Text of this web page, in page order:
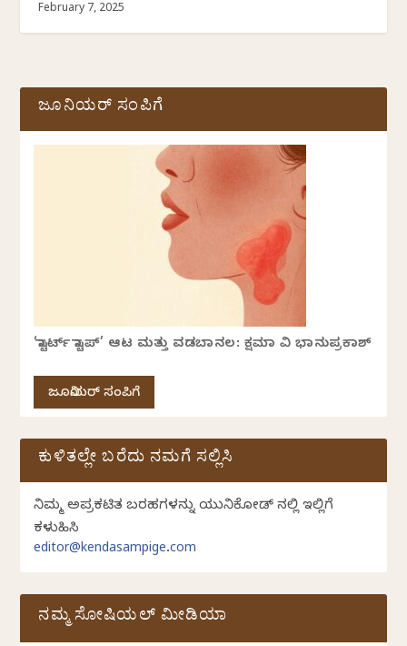
February 7, 2025
ಜೂನಿಯರ್ ಸಂಪಿಗೆ
‘ಸ್ಟಾರ್ಟ್ ಸ್ಟಾಪ್’ ಆಟ ಮತ್ತು ವಡಬಾನಲ: ಕ್ಷಮಾ ವಿ ಭಾನುಪ್ರಕಾಶ್
ಜೂನಿಯರ್ ಸಂಪಿಗೆ
ಕುಳಿತಲ್ಲೇ ಬರೆದು ನಮಗೆ ಸಲ್ಲಿಸಿ
ನಿಮ್ಮ ಅಪ್ರಕಟಿತ ಬರಹಗಳನ್ನು ಯುನಿಕೋಡ್ ನಲ್ಲಿ ಇಲ್ಲಿಗೆ
ಕಳುಹಿಸಿ
editor@kendasampige.com
ನಮ್ಮ ಸೋಷಿಯಲ್‌ ಮೀಡಿಯಾ